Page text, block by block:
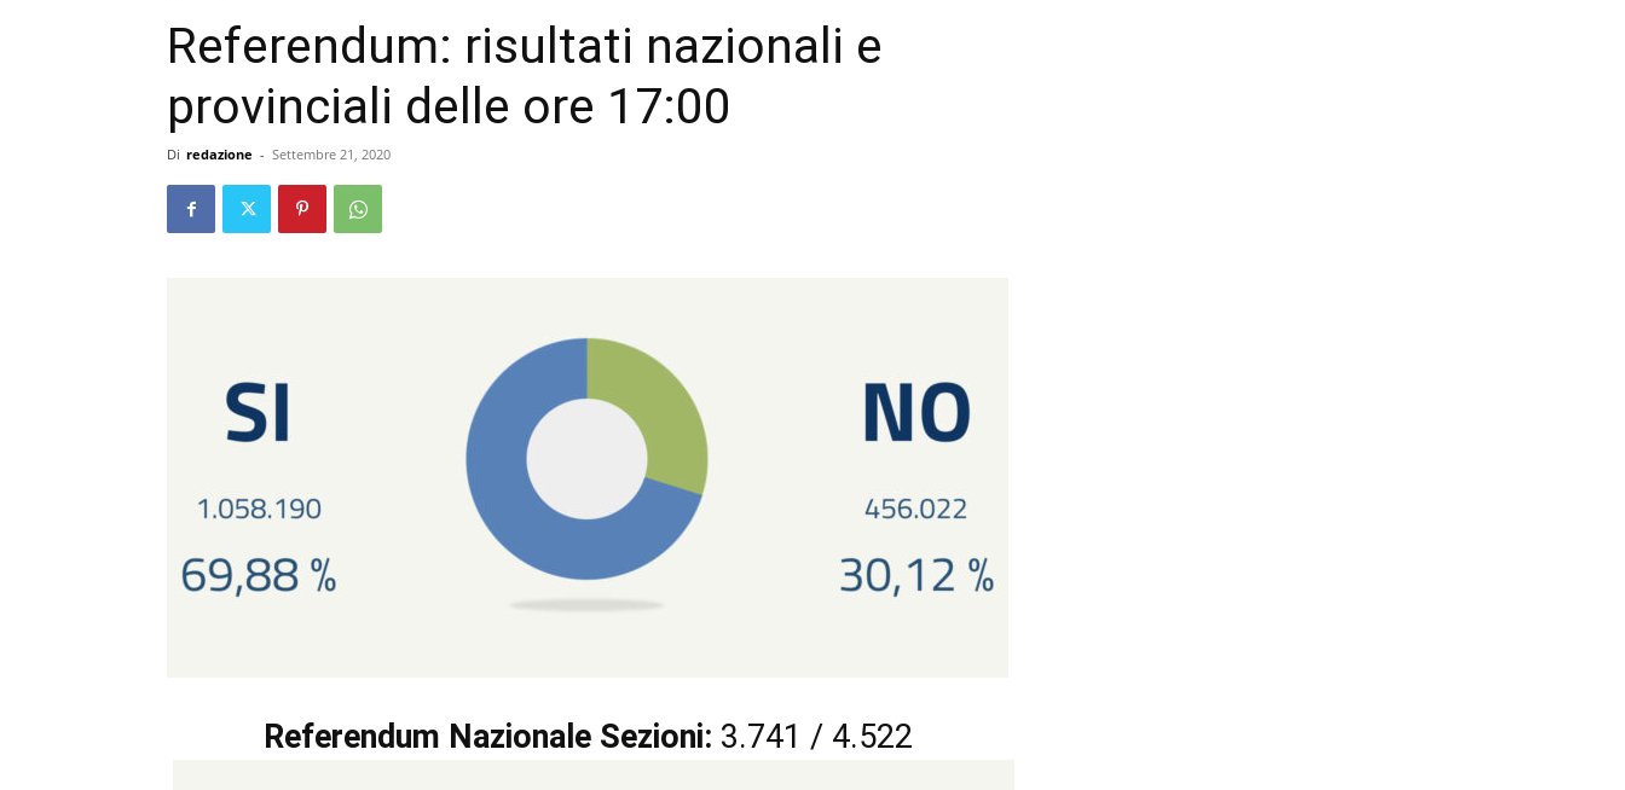
Referendum: risultati nazionali e
provinciali delle ore 17:00
Di redazione - Settembre 21, 2020
Referendum Nazionale Sezioni: 3.741 / 4.522